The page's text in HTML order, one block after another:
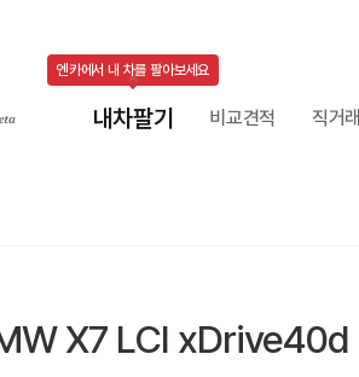
내차팔기
엔카에서 내 차를 팔아보세요
비교견적 직거래
X7 LCI xDrive40d